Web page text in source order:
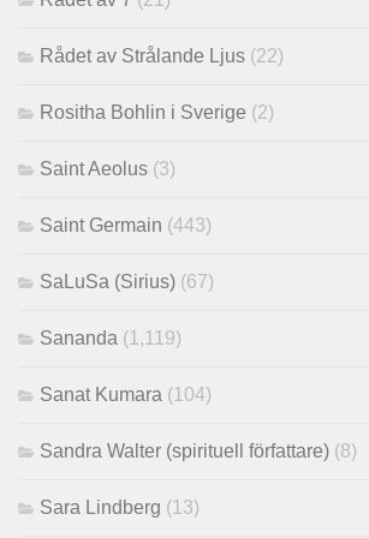
Rådet av Strålande Ljus (22)
Rositha Bohlin i Sverige (2)
Saint Aeolus (3)
Saint Germain (443)
SaLuSa (Sirius) (67)
Sananda (1,119)
Sanat Kumara (104)
Sandra Walter (spirituell författare) (8)
Sara Lindberg (13)